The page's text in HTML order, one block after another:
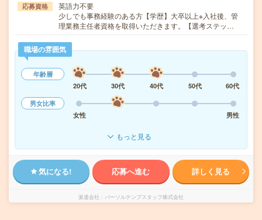
応募資格
英語力不要
少しでも事務経験のある方【学歴】大卒以上※入社後、管
理業務主任者資格を取得いただきます。【選考ステッ…
職場の雰囲気
年齢層
20代
30代 40代 50代
60代
男女比率
女性
男性
もっと見る
気になる! 応募へ進む 詳しく見る
派遣会社 パーソルテンプスタッフ株式会社